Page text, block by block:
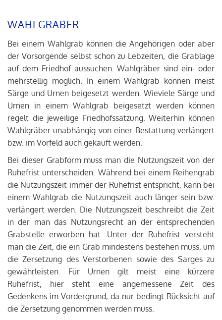
WAHLGRÄBER
Bei einem Wahlgrab können die Angehörigen oder aber
der Vorsorgende selbst schon zu Lebzeiten, die Grablage
auf dem Friedhof aussuchen. Wahlgräber sind ein- oder
mehrstellig möglich. In einem Wahlgrab können meist
Särge und Urnen beigesetzt werden. Wieviele Särge und
Urnen in einem Wahlgrab beigesetzt werden können
regelt die jeweilige Friedhofssatzung. Weiterhin können
Wahlgräber unabhängig von einer Bestattung verlängert
bzw. im Vorfeld auch gekauft werden.
Bei dieser Grabform muss man die Nutzungszeit von der
Ruhefrist unterscheiden. Während bei einem Reihengrab
die Nutzungszeit immer der Ruhefrist entspricht, kann bei
einem Wahlgrab die Nutzungszeit auch länger sein bzw.
verlängert werden. Die Nutzungszeit beschreibt die Zeit
in der man das Nutzungsrecht an der entsprechenden
Grabstelle erworben hat. Unter der Ruhefrist versteht
man die Zeit, die ein Grab mindestens bestehen muss, um
die Zersetzung des Verstorbenen sowie des Sarges zu
gewährleisten. Für Urnen gilt meist eine kürzere
Ruhefrist, hier steht eine angemessene Zeit des
Gedenkens im Vordergrund, da nur bedingt Rücksicht auf
die Zersetzung genommen werden muss.